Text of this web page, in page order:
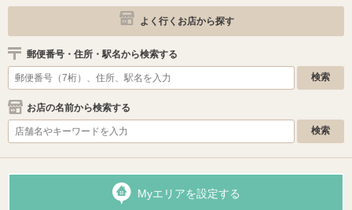
よく行くお店から探す
郵便番号・住所・駅名から検索する
お店の名前から検索する
Myエリアを設定する